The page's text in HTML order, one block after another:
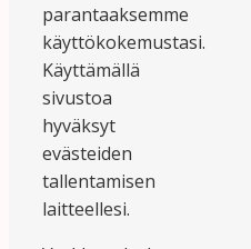
parantaaksemme
käyttökokemustasi.
Käyttämällä
sivustoa
hyväksyt
evästeiden
tallentamisen
laitteellesi.